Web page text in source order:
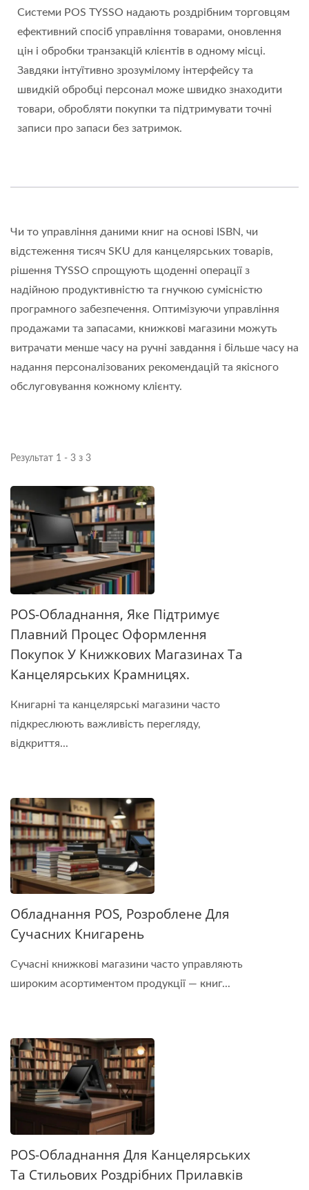
Системи POS TYSSO надають роздрібним торговцям
ефективний спосіб управління товарами, оновлення
цін і обробки транзакцій клієнтів в одному місці.
Завдяки інтуїтивно зрозумілому інтерфейсу та
швидкій обробці персонал може швидко знаходити
товари, обробляти покупки та підтримувати точні
записи про запаси без затримок.
Чи то управління даними книг на основі ISBN, чи
відстеження тисяч SKU для канцелярських товарів,
рішення TYSSO спрощують щоденні операції з
надійною продуктивністю та гнучкою сумісністю
програмного забезпечення. Оптимізуючи управління
продажами та запасами, книжкові магазини можуть
витрачати менше часу на ручні завдання і більше часу на
надання персоналізованих рекомендацій та якісного
обслуговування кожному клієнту.
Результат 1 - 3 з 3
POS-Обладнання, Яке Підтримує
Плавний Процес Оформлення
Покупок У Книжкових Магазинах Та
Канцелярських Крамницях.
Книгарні та канцелярські магазини часто
підкреслюють важливість перегляду,
відкриття...
Обладнання POS, Розроблене Для
Сучасних Книгарень
Сучасні книжкові магазини часто управляють
широким асортиментом продукції — книг...
POS-Обладнання Для Канцелярських
Та Стильових Роздрібних Прилавків